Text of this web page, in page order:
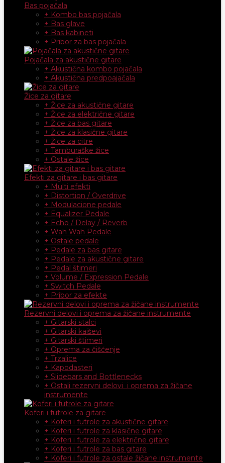
Bas pojačala
+ Kombo bas pojačala
+ Bas glave
+ Bas kabineti
+ Pribor za bas pojačala
Pojačala za akustične gitare
+ Akustična kombo pojačala
+ Akustična predpoajačala
Žice za gitare
+ Žice za akustične gitare
+ Žice za električne gitare
+ Žice za bas gitare
+ Žice za klasične gitare
+ Žice za citre
+ Tamburaške žice
+ Ostale žice
Efekti za gitare i bas gitare
+ Multi efekti
+ Distortion / Overdrive
+ Modulacione pedale
+ Equalizer Pedale
+ Echo / Delay / Reverb
+ Wah Wah Pedale
+ Ostale pedale
+ Pedale za bas gitare
+ Pedale za akustične gitare
+ Pedal štimeri
+ Volume / Expression Pedale
+ Switch Pedale
+ Pribor za efekte
Rezervni delovi i oprema za žičane instrumente
+ Gitarski stalci
+ Gitarski kaiševi
+ Gitarski štimeri
+ Oprema za čišćenje
+ Trzalice
+ Kapodasteri
+ Slidebars and Bottlenecks
+ Ostali rezervni delovi i oprema za žičane
instrumente
Koferi i futrole za gitare
+ Koferi i futrole za akustične gitare
+ Koferi i futrole za klasične gitare
+ Koferi i futrole za električne gitare
+ Koferi i futrole za bas gitare
+ Koferi i futrole za ostale žičane instrumente